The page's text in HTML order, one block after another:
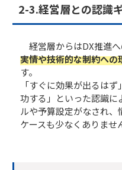
2-3.​​経営層との認識
経営層からはDX推進へ
実情や技術的な制約への
す。
「すぐに効果が出るは
功する」といった認識に
ルや予算設定がなされ
ケースも少なくありませ